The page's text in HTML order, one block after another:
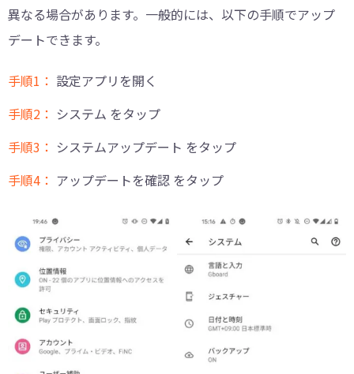
異なる場合があります。一般的には、以下の手順でアップ
デートできます。
手順1： 設定アプリを開く
手順2： システム をタップ
手順3： システムアップデート をタップ
手順4： アップデートを確認 をタップ